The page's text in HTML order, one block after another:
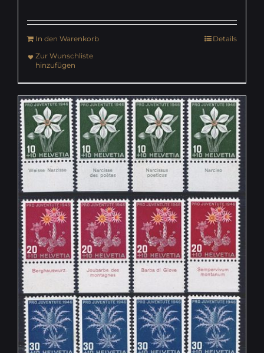
In den Warenkorb
Details
Zur Wunschliste
hinzufügen